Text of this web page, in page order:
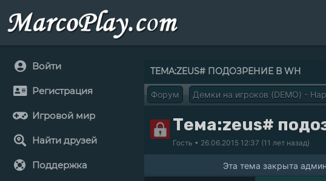
Войти
Регистрация
Игровой мир
Найти друзей
Поддержка
ТЕМА:ZEUS# ПОДОЗРЕНИЕ В WH
Форум Демки на игроков (DEMO) -
Тема:zeus#
Гость • 26.06.2015 12:37 (11 лет назад)
Эта тема закрыта